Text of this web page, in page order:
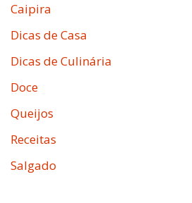
Caipira
Dicas de Casa
Dicas de Culinária
Doce
Queijos
Receitas
Salgado